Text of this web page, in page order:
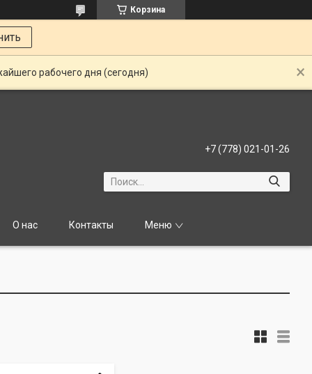
Корзина
рабочего дня (сегодня)
+7 (778) 021-01-26
О нас Контакты Меню